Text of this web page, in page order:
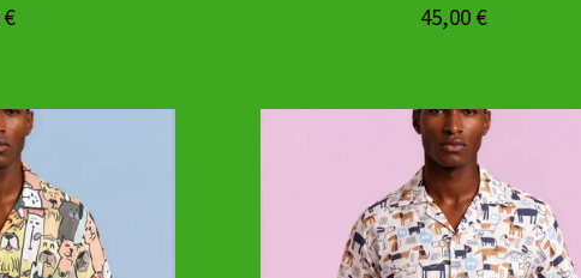
€ 45,00 €